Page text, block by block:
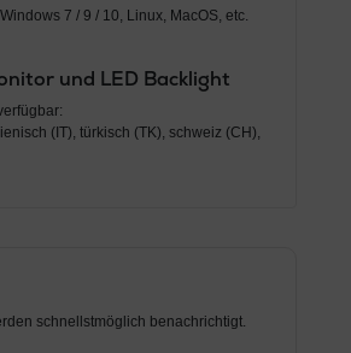
7 / 9 / 10, Linux, MacOS, etc.
und LED Backlight
(IT), türkisch (TK), schweiz (CH),
schnellstmöglich benachrichtigt.